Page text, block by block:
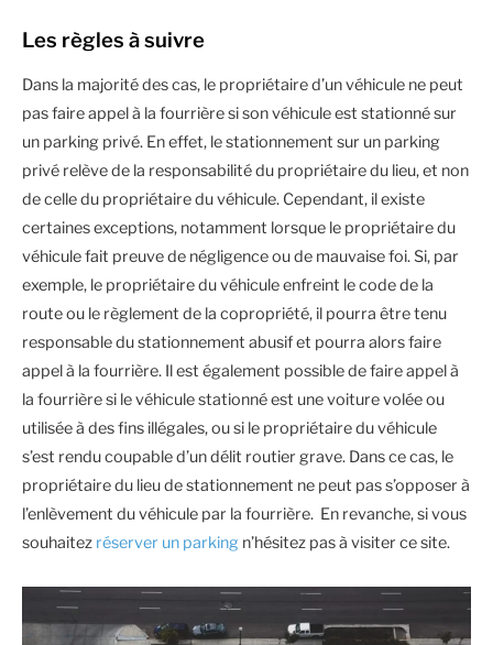
Les règles à suivre
Dans la majorité des cas, le propriétaire d’un véhicule ne peut
pas faire appel à la fourrière si son véhicule est stationné sur
un parking privé. En effet, le stationnement sur un parking
privé relève de la responsabilité du propriétaire du lieu, et non
de celle du propriétaire du véhicule. Cependant, il existe
certaines exceptions, notamment lorsque le propriétaire du
véhicule fait preuve de négligence ou de mauvaise foi. Si, par
exemple, le propriétaire du véhicule enfreint le code de la
route ou le règlement de la copropriété, il pourra être tenu
responsable du stationnement abusif et pourra alors faire
appel à la fourrière. Il est également possible de faire appel à
la fourrière si le véhicule stationné est une voiture volée ou
utilisée à des fins illégales, ou si le propriétaire du véhicule
s’est rendu coupable d’un délit routier grave. Dans ce cas, le
propriétaire du lieu de stationnement ne peut pas s’opposer à
l’enlèvement du véhicule par la fourrière. En revanche, si vous
souhaitez réserver un parking n’hésitez pas à visiter ce site.